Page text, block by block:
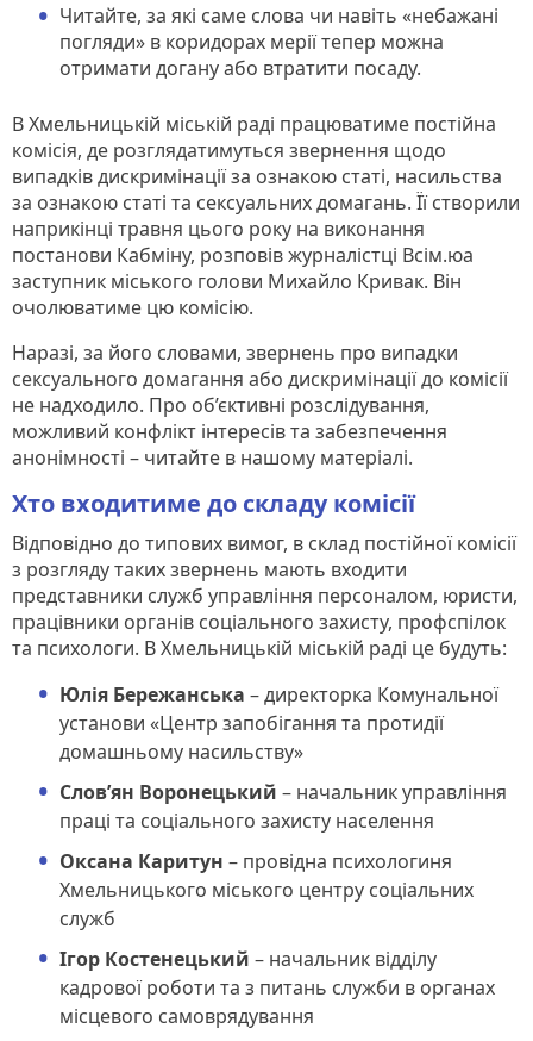
Читайте, за які саме слова чи навіть «небажані
погляди» в коридорах мерії тепер можна
отримати догану або втратити посаду.
В Хмельницькій міській раді працюватиме постійна
комісія, де розглядатимуться звернення щодо
випадків дискримінації за ознакою статі, насильства
за ознакою статі та сексуальних домагань. Її створили
наприкінці травня цього року на виконання
постанови Кабміну, розповів журналістці Всім.юа
заступник міського голови Михайло Кривак. Він
очолюватиме цю комісію.
Наразі, за його словами, звернень про випадки
сексуального домагання або дискримінації до комісії
не надходило. Про об’єктивні розслідування,
можливий конфлікт інтересів та забезпечення
анонімності – читайте в нашому матеріалі.
Хто входитиме до складу комісії
Відповідно до типових вимог, в склад постійної комісії
з розгляду таких звернень мають входити
представники служб управління персоналом, юристи,
працівники органів соціального захисту, профспілок
та психологи. В Хмельницькій міській раді це будуть:
Юлія Бережанська – директорка Комунальної
установи «Центр запобігання та протидії
домашньому насильству»
Слов’ян Воронецький – начальник управління
праці та соціального захисту населення
Оксана Каритун – провідна психологиня
Хмельницького міського центру соціальних
служб
Ігор Костенецький – начальник відділу
кадрової роботи та з питань служби в органах
місцевого самоврядування